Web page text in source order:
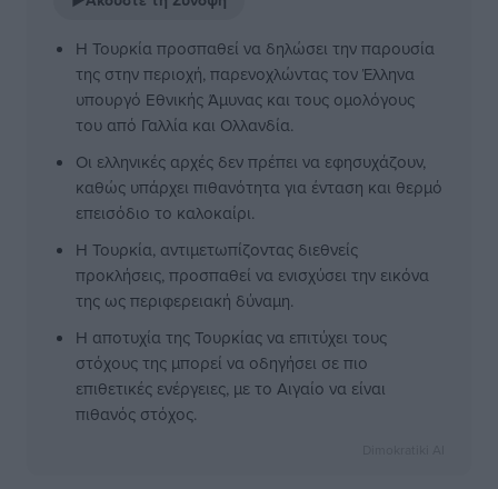
Η Τουρκία προσπαθεί να δηλώσει την παρουσία
της στην περιοχή, παρενοχλώντας τον Έλληνα
υπουργό Εθνικής Άμυνας και τους ομολόγους
του από Γαλλία και Ολλανδία.
Οι ελληνικές αρχές δεν πρέπει να εφησυχάζουν,
καθώς υπάρχει πιθανότητα για ένταση και θερμό
επεισόδιο το καλοκαίρι.
Η Τουρκία, αντιμετωπίζοντας διεθνείς
προκλήσεις, προσπαθεί να ενισχύσει την εικόνα
της ως περιφερειακή δύναμη.
Η αποτυχία της Τουρκίας να επιτύχει τους
στόχους της μπορεί να οδηγήσει σε πιο
επιθετικές ενέργειες, με το Αιγαίο να είναι
πιθανός στόχος.